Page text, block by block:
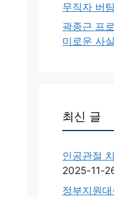
무직자 버
곽종근 프
미로운 사
최신 글
인공관절
2025-11-
정부지원